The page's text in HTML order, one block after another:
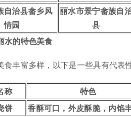
自治县畲乡风
情园
丽水市景宁畲族自
县
水的特色美食
食丰富多样，以下是一些具有代表
称
特色
饼
香酥可口，外皮酥脆，内馅丰